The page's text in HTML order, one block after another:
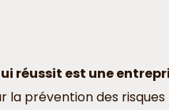
réussit est une
la prévention des